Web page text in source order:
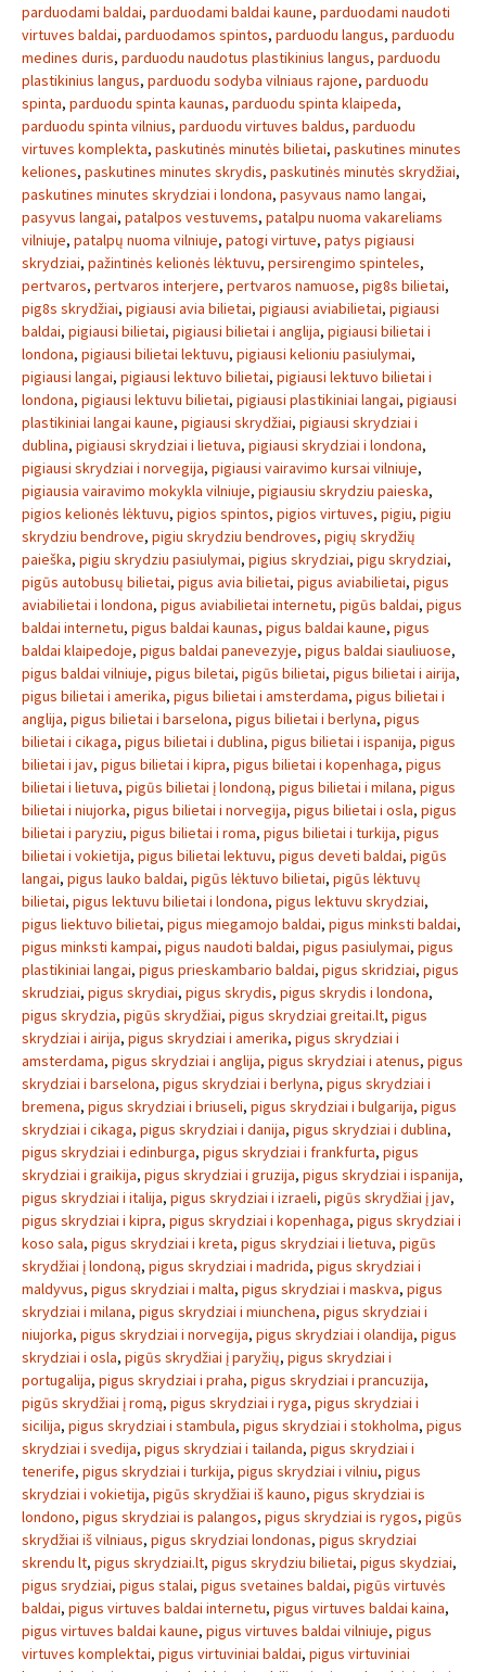
parduodami baldai, parduodami baldai kaune, parduodami naudoti
virtuves baldai, parduodamos spintos, parduodu langus, parduodu
medines duris, parduodu naudotus plastikinius langus, parduodu
plastikinius langus, parduodu sodyba vilniaus rajone, parduodu
spinta, parduodu spinta kaunas, parduodu spinta klaipeda,
parduodu spinta vilnius, parduodu virtuves baldus, parduodu
virtuves komplekta, paskutinės minutės bilietai, paskutines minutes
keliones, paskutines minutes skrydis, paskutinės minutės skrydžiai,
paskutines minutes skrydziai i londona, pasyvaus namo langai,
pasyvus langai, patalpos vestuvems, patalpu nuoma vakareliams
vilniuje, patalpų nuoma vilniuje, patogi virtuve, patys pigiausi
skrydziai, pažintinės kelionės lėktuvu, persirengimo spinteles,
pertvaros, pertvaros interjere, pertvaros namuose, pig8s bilietai,
pig8s skrydžiai, pigiausi avia bilietai, pigiausi aviabilietai, pigiausi
baldai, pigiausi bilietai, pigiausi bilietai i anglija, pigiausi bilietai i
londona, pigiausi bilietai lektuvu, pigiausi kelioniu pasiulymai,
pigiausi langai, pigiausi lektuvo bilietai, pigiausi lektuvo bilietai i
londona, pigiausi lektuvu bilietai, pigiausi plastikiniai langai, pigiausi
plastikiniai langai kaune, pigiausi skrydžiai, pigiausi skrydziai i
dublina, pigiausi skrydziai i lietuva, pigiausi skrydziai i londona,
pigiausi skrydziai i norvegija, pigiausi vairavimo kursai vilniuje,
pigiausia vairavimo mokykla vilniuje, pigiausiu skrydziu paieska,
pigios kelionės lėktuvu, pigios spintos, pigios virtuves, pigiu, pigiu
skrydziu bendrove, pigiu skrydziu bendroves, pigių skrydžių
paieška, pigiu skrydziu pasiulymai, pigius skrydziai, pigu skrydziai,
pigūs autobusų bilietai, pigus avia bilietai, pigus aviabilietai, pigus
aviabilietai i londona, pigus aviabilietai internetu, pigūs baldai, pigus
baldai internetu, pigus baldai kaunas, pigus baldai kaune, pigus
baldai klaipedoje, pigus baldai panevezyje, pigus baldai siauliuose,
pigus baldai vilniuje, pigus biletai, pigūs bilietai, pigus bilietai i airija,
pigus bilietai i amerika, pigus bilietai i amsterdama, pigus bilietai i
anglija, pigus bilietai i barselona, pigus bilietai i berlyna, pigus
bilietai i cikaga, pigus bilietai i dublina, pigus bilietai i ispanija, pigus
bilietai i jav, pigus bilietai i kipra, pigus bilietai i kopenhaga, pigus
bilietai i lietuva, pigūs bilietai į londoną, pigus bilietai i milana, pigus
bilietai i niujorka, pigus bilietai i norvegija, pigus bilietai i osla, pigus
bilietai i paryziu, pigus bilietai i roma, pigus bilietai i turkija, pigus
bilietai i vokietija, pigus bilietai lektuvu, pigus deveti baldai, pigūs
langai, pigus lauko baldai, pigūs lėktuvo bilietai, pigūs lėktuvų
bilietai, pigus lektuvu bilietai i londona, pigus lektuvu skrydziai,
pigus liektuvo bilietai, pigus miegamojo baldai, pigus minksti baldai,
pigus minksti kampai, pigus naudoti baldai, pigus pasiulymai, pigus
plastikiniai langai, pigus prieskambario baldai, pigus skridziai, pigus
skrudziai, pigus skrydiai, pigus skrydis, pigus skrydis i londona,
pigus skrydzia, pigūs skrydžiai, pigus skrydziai greitai.lt, pigus
skrydziai i airija, pigus skrydziai i amerika, pigus skrydziai i
amsterdama, pigus skrydziai i anglija, pigus skrydziai i atenus, pigus
skrydziai i barselona, pigus skrydziai i berlyna, pigus skrydziai i
bremena, pigus skrydziai i briuseli, pigus skrydziai i bulgarija, pigus
skrydziai i cikaga, pigus skrydziai i danija, pigus skrydziai i dublina,
pigus skrydziai i edinburga, pigus skrydziai i frankfurta, pigus
skrydziai i graikija, pigus skrydziai i gruzija, pigus skrydziai i ispanija,
pigus skrydziai i italija, pigus skrydziai i izraeli, pigūs skrydžiai į jav,
pigus skrydziai i kipra, pigus skrydziai i kopenhaga, pigus skrydziai i
koso sala, pigus skrydziai i kreta, pigus skrydziai i lietuva, pigūs
skrydžiai į londoną, pigus skrydziai i madrida, pigus skrydziai i
maldyvus, pigus skrydziai i malta, pigus skrydziai i maskva, pigus
skrydziai i milana, pigus skrydziai i miunchena, pigus skrydziai i
niujorka, pigus skrydziai i norvegija, pigus skrydziai i olandija, pigus
skrydziai i osla, pigūs skrydžiai į paryžių, pigus skrydziai i
portugalija, pigus skrydziai i praha, pigus skrydziai i prancuzija,
pigūs skrydžiai į romą, pigus skrydziai i ryga, pigus skrydziai i
sicilija, pigus skrydziai i stambula, pigus skrydziai i stokholma, pigus
skrydziai i svedija, pigus skrydziai i tailanda, pigus skrydziai i
tenerife, pigus skrydziai i turkija, pigus skrydziai i vilniu, pigus
skrydziai i vokietija, pigūs skrydžiai iš kauno, pigus skrydziai is
londono, pigus skrydziai is palangos, pigus skrydziai is rygos, pigūs
skrydžiai iš vilniaus, pigus skrydziai londonas, pigus skrydziai
skrendu lt, pigus skrydziai.lt, pigus skrydziu bilietai, pigus skydziai,
pigus srydziai, pigus stalai, pigus svetaines baldai, pigūs virtuvės
baldai, pigus virtuves baldai internetu, pigus virtuves baldai kaina,
pigus virtuves baldai kaune, pigus virtuves baldai vilniuje, pigus
virtuves komplektai, pigus virtuviniai baldai, pigus virtuviniai